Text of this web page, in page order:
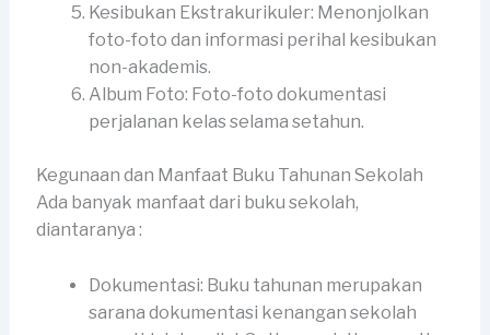
Kesibukan Ekstrakurikuler: Menonjolkan
foto-foto dan informasi perihal kesibukan
non-akademis.
Album Foto: Foto-foto dokumentasi
perjalanan kelas selama setahun.
Kegunaan dan Manfaat Buku Tahunan Sekolah
Ada banyak manfaat dari buku sekolah,
diantaranya :
Dokumentasi: Buku tahunan merupakan
sarana dokumentasi kenangan sekolah